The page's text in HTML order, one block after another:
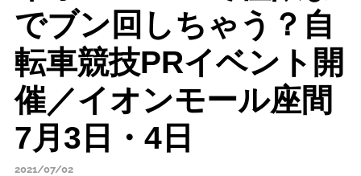
でブン回しちゃう？自
転車競技PRイベント開
催／イオンモール座間
7月3日・4日
2021/07/02